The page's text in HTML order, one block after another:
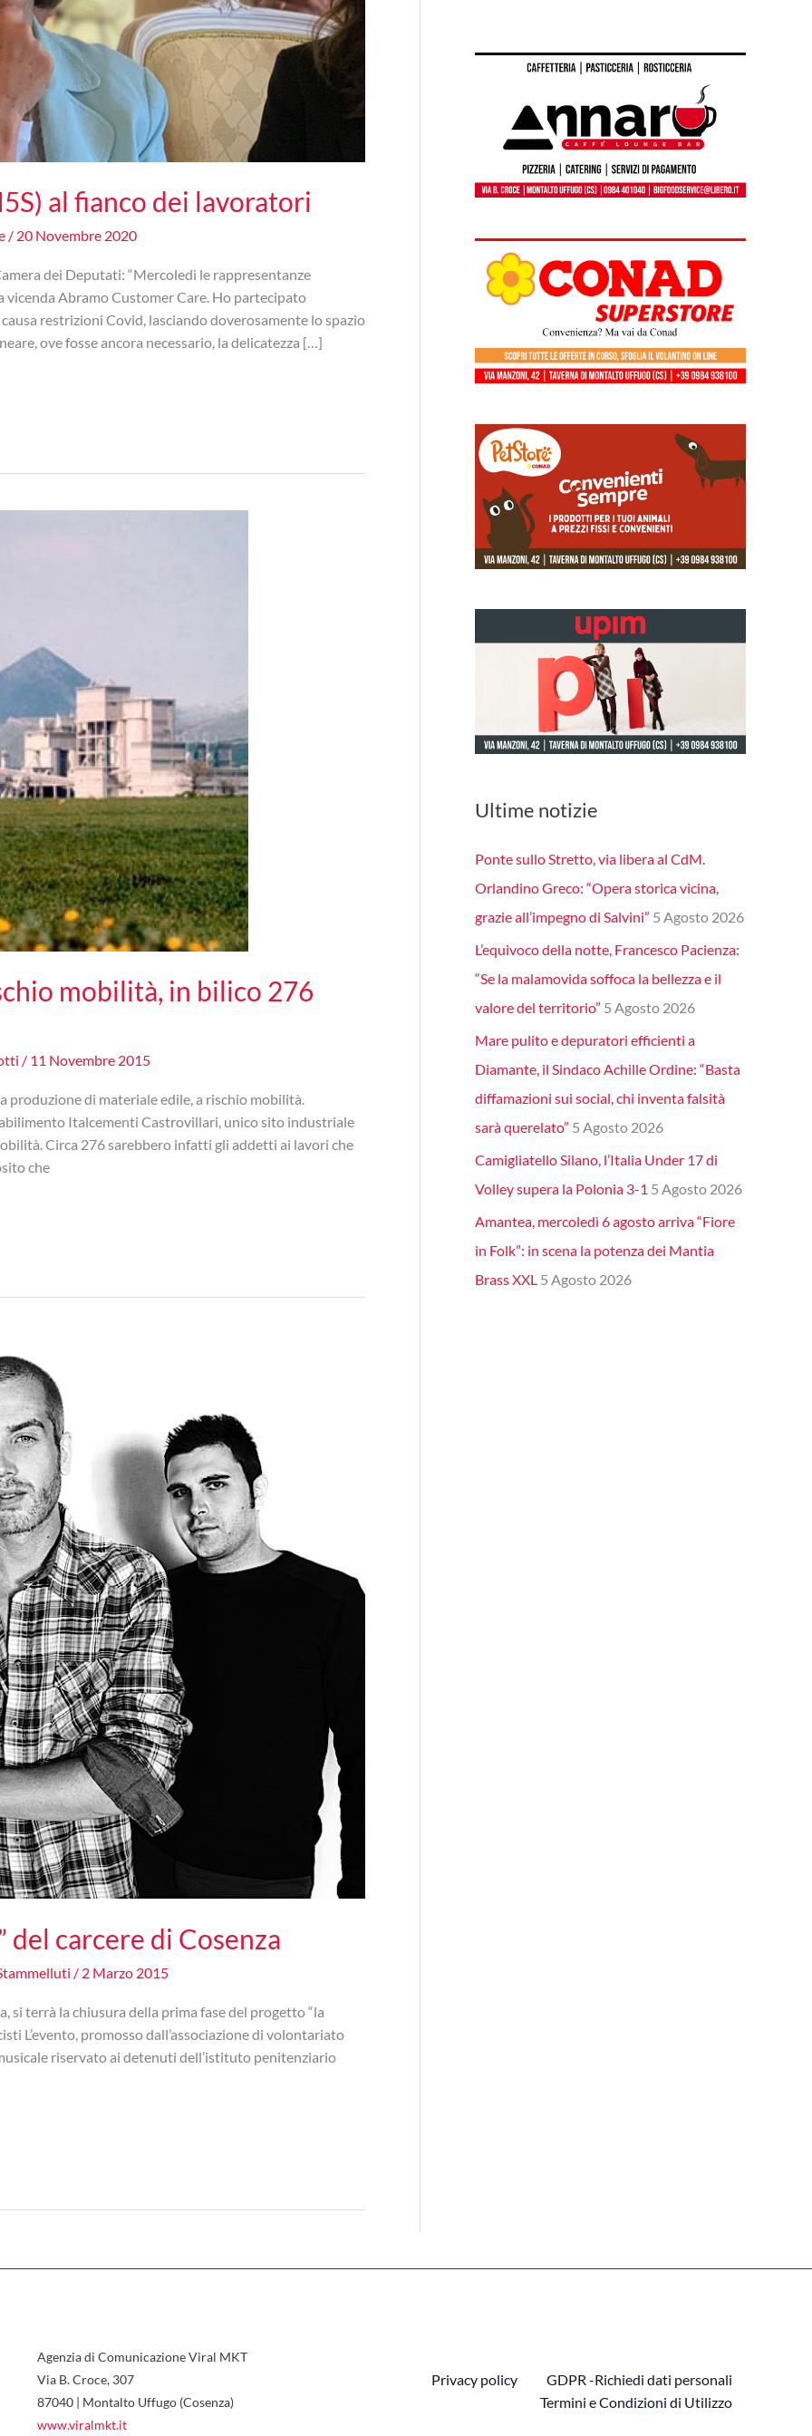
al fianco dei lavoratori
/ 20 Novembre 2020
dei Deputati: “Mercoledì le rappresentanze
Abramo Customer Care. Ho partecipato
restrizioni Covid, lasciando doverosamente lo spazio
ove fosse ancora necessario, la delicatezza […]
mobilità, in bilico 276
/ 11 Novembre 2015
produzione di materiale edile, a rischio mobilità.
Italcementi Castrovillari, unico sito industriale
Circa 276 sarebbero infatti gli addetti ai lavori che
che
del carcere di Cosenza
/ 2 Marzo 2015
si terrà la chiusura della prima fase del progetto “la
L’evento, promosso dall’associazione di volontariato
riservato ai detenuti dell’istituto penitenziario
Ultime notizie
Ponte sullo Stretto, via libera al CdM.
Orlandino Greco: “Opera storica vicina,
grazie all’impegno di Salvini” 5 Agosto 2026
L’equivoco della notte, Francesco Pacienza:
“Se la malamovida soffoca la bellezza e il
valore del territorio” 5 Agosto 2026
Mare pulito e depuratori efficienti a
Diamante, il Sindaco Achille Ordine: “Basta
diffamazioni sui social, chi inventa falsità
sarà querelato” 5 Agosto 2026
Camigliatello Silano, l’Italia Under 17 di
Volley supera la Polonia 3-1 5 Agosto 2026
Amantea, mercoledì 6 agosto arriva “Fiore
in Folk”: in scena la potenza dei Mantia
Brass XXL 5 Agosto 2026
Agenzia di Comunicazione Viral MKT
Via B. Croce, 307
87040 | Montalto Uffugo (Cosenza)
www.viralmkt.it
Privacy policy
GDPR -Richiedi dati personali
Termini e Condizioni di Utilizzo